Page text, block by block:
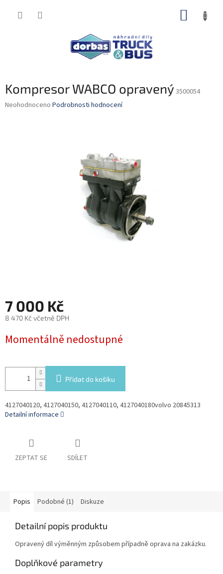
Kompresor WABCO opravený 3500054
Průměrné
Neohodnoceno Podrobnosti hodnocení
7 000 Kč
8 470 Kč včetně DPH
cena:
Momentálně nedostupné
Přidat do košíku
4127040120, 4127040150, 4127040110, 4127040180volvo 20845313
Detailní informace
ZEPTAT SE SDÍLET
Popis Podobné (1) Diskuze
Detailní popis produktu
Opravený díl výměnným způsobem případně oprava na zakázku.
Doplňkové parametry